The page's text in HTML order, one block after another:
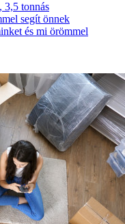
3,5 tonnás
segít önnek
és mi örömmel